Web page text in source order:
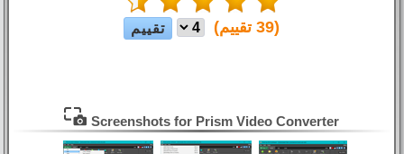
(
39 تقييم)
Screenshots for Prism Video Converter